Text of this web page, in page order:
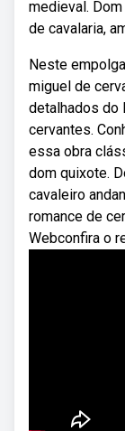
medieval.
de cavalaria,
Neste
miguel de
detalhados do
cervantes.
essa obra
dom quixote.
cavaleiro
romance de
Webconfira o